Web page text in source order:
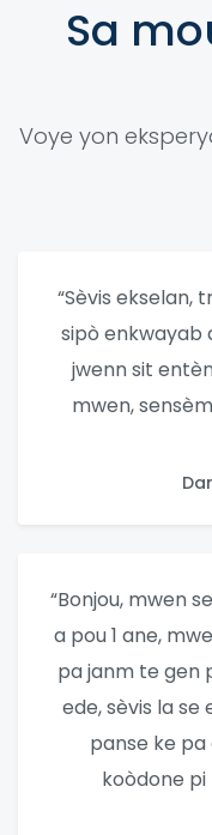
Sa
Voye yon
“Sèvis ekselan,
sipò enkwayab
jwenn sit
mwen,
“Bonjou, mwen
a pou 1 ane,
pa janm te gen
ede, sèvis la
panse ke
koòdone pi